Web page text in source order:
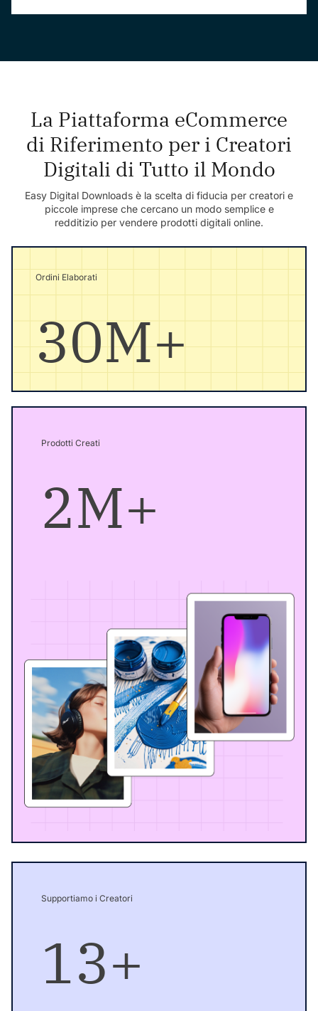
La Piattaforma eCommerce
di Riferimento per i Creatori
Digitali di Tutto il Mondo
Easy Digital Downloads è la scelta di fiducia per creatori e
piccole imprese che cercano un modo semplice e
redditizio per vendere prodotti digitali online.
Ordini Elaborati
30M+
Prodotti Creati
2M+
Supportiamo i Creatori
13+